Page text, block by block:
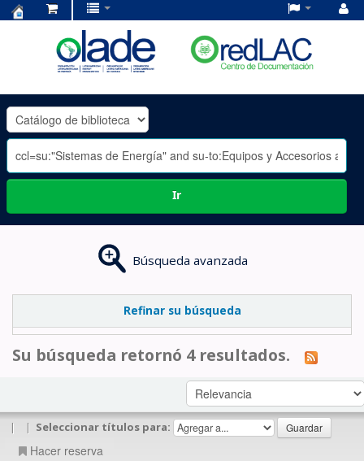
OLADE
-
Ir
Búsqueda avanzada
Refinar su búsqueda
Su búsqueda retornó 4 resultados.
| | Seleccionar títulos para:
Hacer reserva